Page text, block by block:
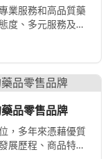
業服務和高品質藥
度、多元服務及經
品零售品牌
，多年來憑藉優質
展歷程、商品特